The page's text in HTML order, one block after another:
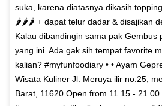
suka, karena diatasnya dikasih
🌶🌶🌶 + dapat telur dadar & disajikan
Kalau dibandingin sama pak Gembus
yang ini. Ada gak sih tempat favorite
kalian? #myfunfoodiary • • Ayam
Wisata Kuliner Jl. Meruya ilir no.25,
Barat, 11620 Open from 11.15 - 21.00